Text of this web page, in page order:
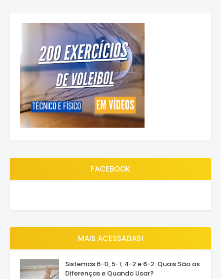
FACEBOOK
MAIS ACESSADAS!
Sistemas 6-0, 5-1, 4-2 e 6-2: Quais São as
Diferenças e Quando Usar?